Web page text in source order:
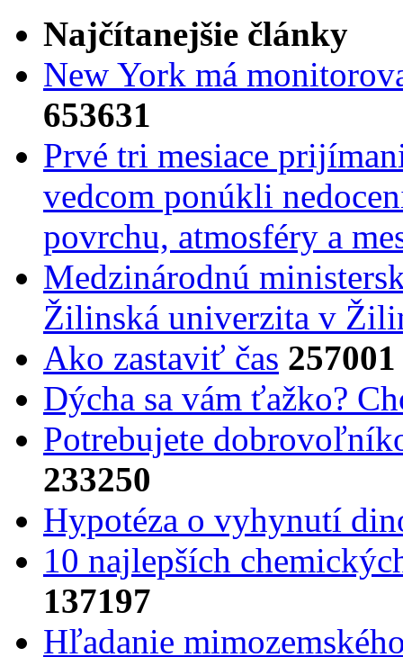
Najčítanejšie články
New York má
653631
Prvé tri mesiace
vedcom ponúkli
povrchu, atmosféry a
Medzinárodnú
Žilinská univerzita v
Ako zastaviť čas 257001
Dýcha sa vám ťažko?
Potrebujet​e
233250
Hypotéza o vyhynutí
10 najlepších
137197
Hľadanie